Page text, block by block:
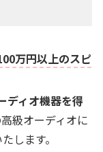
万円以上のスピ
ディオ機器を得
級オーディオに
します。